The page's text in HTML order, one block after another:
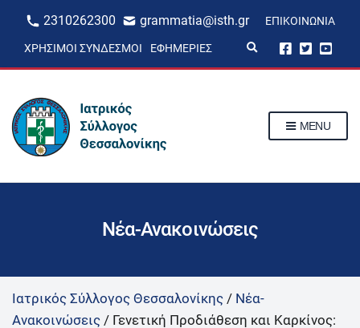
2310262300 grammatia@isth.gr ΕΠΙΚΟΙΝΩΝΊΑ
ΧΡΉΣΙΜΟΙ ΣΎΝΔΕΣΜΟΙ ΕΦΗΜΕΡΊΕΣ
p
m
MENU
Νέα-Ανακοινώσεις
Ιατρικός Σύλλογος Θεσσαλονίκης / Νέα-
Ανακοινώσεις / Γενετική Προδιάθεση και Καρκίνος: